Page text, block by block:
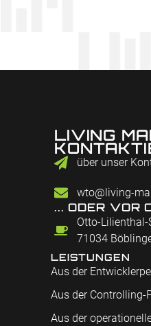
LIVING
über unser
wto@living-
... ODER VOR
Otto-Lilienthal-
71034
LEISTUNGEN
Aus der
Aus der Controlling-
Aus der